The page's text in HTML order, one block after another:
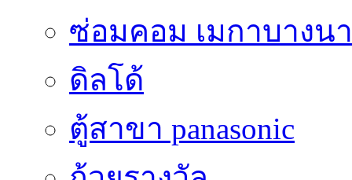
ซ่อมคอม เมกาบางนา
ดิลโด้
ตู้สาขา panasonic